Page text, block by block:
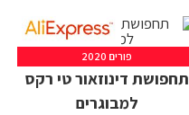
פורים 2020
תחפושת דינוזאור טי רקס
למבוגרים